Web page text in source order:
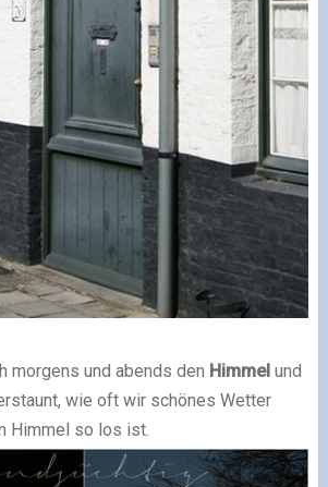
morgens und abends den Himmelund
wie oft wir schönes Wetter
Himmel so los ist.